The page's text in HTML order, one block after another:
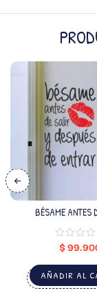
BÉSAME ANTES
$
AÑADIR AL